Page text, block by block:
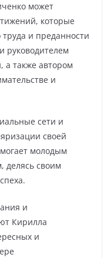
может
которые
труда и преданности
руководителем
а также автором
и
сети и
своей
молодым
делясь своим
и
Кирилла
и